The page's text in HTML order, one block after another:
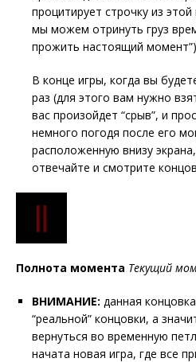
процитирует строчку из
мы можем отринуть груз
прожить настоящий
В конце игры, когда вы
раз (для этого вам нужно
вас произойдет “срыв”, и
немного погодя после его
расположенную внизу
отвечайте и смотрите
Полнота момента Текущий
ВНИМАНИЕ: данная
“реальной” концовки, а
вернуться во временную
начата новая игра, где все